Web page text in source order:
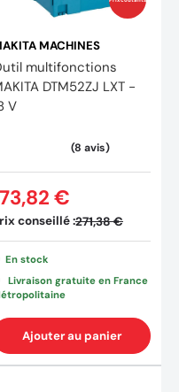
variable
d’accessoire : EZ Twist
: 70 dB(A)
2 h 45 min et câble
MACHINES
multifonctions
DTM52ZJ LXT -
V
conseillé :271,38 €
€
En stock
Livraison gratuite en France
Ajouter au panier